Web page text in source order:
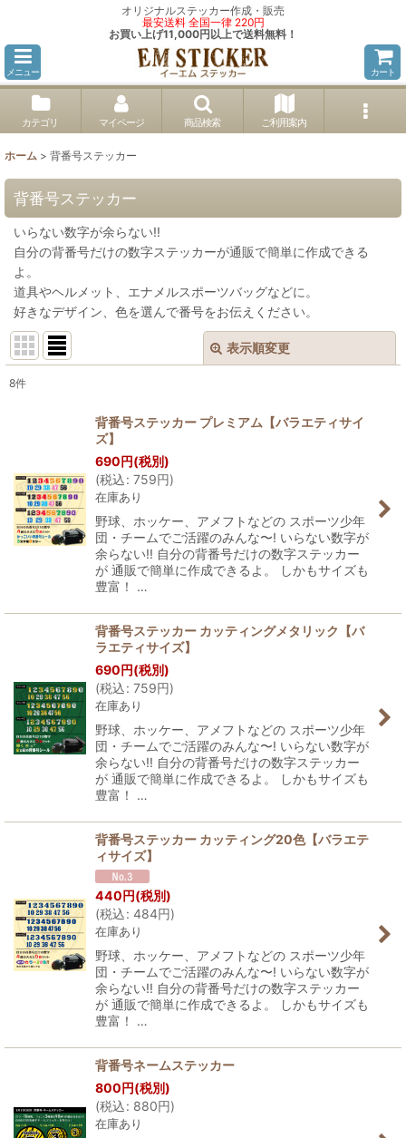
オリジナルステッカー作成・販売
最安送料 全国一律 220円
お買い上げ11,000円以上で送料無料！
メニュー カート
カテゴリ マイページ 商品検索 ご利用案内
ホーム > 背番号ステッカー
背番号ステッカー
いらない数字が余らない!!
自分の背番号だけの数字ステッカーが通販で簡単に作成できる
よ。
道具やヘルメット、エナメルスポーツバッグなどに。
好きなデザイン、色を選んで番号をお伝えください。
表示順変更
8件
背番号ステッカー プレミアム【バラエティサイ
ズ】
690円(税別)
(税込: 759円)
在庫あり
野球、ホッケー、アメフトなどの スポーツ少年
団・チームでご活躍のみんな〜! いらない数字が
余らない!! 自分の背番号だけの数字ステッカー
が 通販で簡単に作成できるよ。 しかもサイズも
豊富！ …
背番号ステッカー カッティングメタリック【バ
ラエティサイズ】
690円(税別)
(税込: 759円)
在庫あり
野球、ホッケー、アメフトなどの スポーツ少年
団・チームでご活躍のみんな〜! いらない数字が
余らない!! 自分の背番号だけの数字ステッカー
が 通販で簡単に作成できるよ。 しかもサイズも
豊富！ …
背番号ステッカー カッティング20色【バラエテ
ィサイズ】
440円(税別)
(税込: 484円)
在庫あり
野球、ホッケー、アメフトなどの スポーツ少年
団・チームでご活躍のみんな〜! いらない数字が
余らない!! 自分の背番号だけの数字ステッカー
が 通販で簡単に作成できるよ。 しかもサイズも
豊富！ …
背番号ネームステッカー
800円(税別)
(税込: 880円)
在庫あり